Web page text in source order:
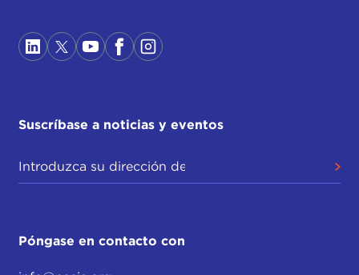
Suscríbase a noticias y eventos
Póngase en contacto con